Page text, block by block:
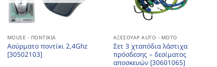
MOUSE - ΠΟΝΤΊΚΙΑ
Ασύρματο ποντίκι 2,4Ghz
[30502103]
ΑΞΕΣΟΥΆΡ AUTO - MOTO
Σετ 3 χταπόδια λάστιχα
πρόσδεσης – δεσίματος
αποσκευών [30601065]